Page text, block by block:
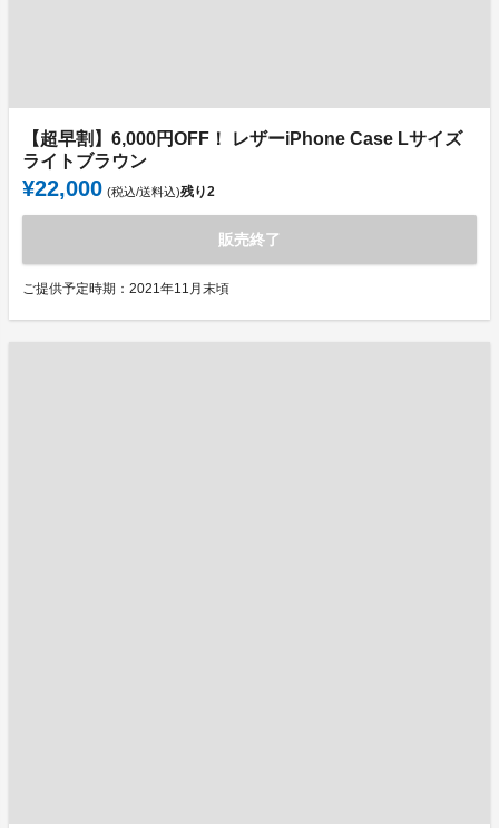
【超早割】6,000円OFF！ レザーiPhone Case Lサイズ
ライトブラウン
¥22,000 (税込/送料込)残り2
販売終了
ご提供予定時期：2021年11月末頃